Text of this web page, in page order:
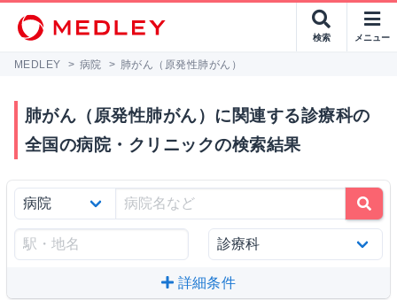
検索 メニュー
MEDLEY > 病院 > 肺がん（原発性肺がん）
肺がん（原発性肺がん）に関連する診療科の
全国の病院・クリニックの検索結果
詳細条件